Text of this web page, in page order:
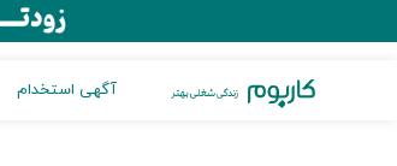
آگهی استخدام